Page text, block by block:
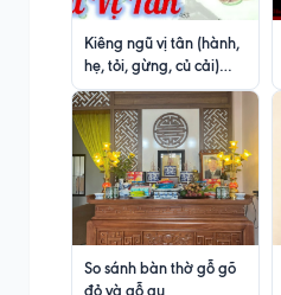
Kiêng ngũ vị tân (hành,
hẹ, tỏi, gừng, củ cải)
trong tu hành và niệm
Phật
So sánh bàn thờ gỗ gõ
đỏ và gỗ gụ